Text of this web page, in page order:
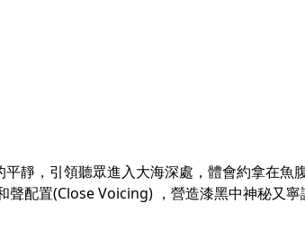
靜，引領聽眾進入大海深處，體會約拿在魚
配置(Close Voicing) ，營造漆黑中神秘又